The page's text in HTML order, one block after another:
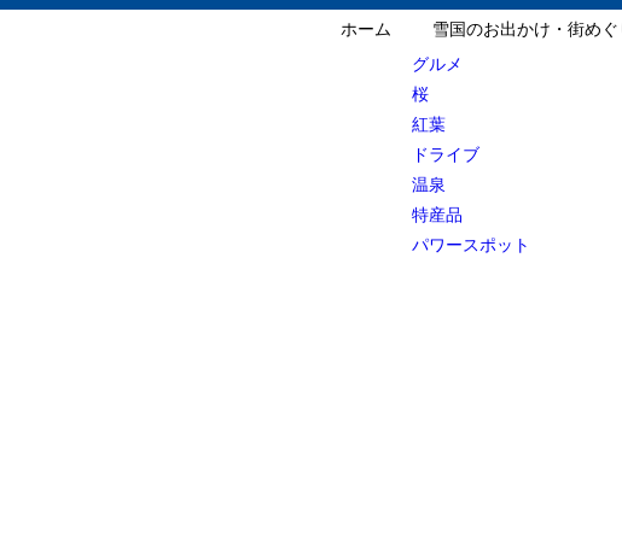
ホーム
雪国のお出かけ・街めぐ
グルメ
桜
紅葉
ドライブ
温泉
特産品
パワースポット